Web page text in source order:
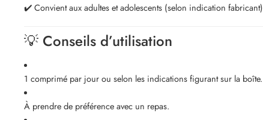
✔️ Convient aux adultes et adolescents (selon indication fabricant)
💡 Conseils d’utilisation
1 comprimé par jour ou selon les indications figurant sur la boîte.
À prendre de préférence avec un repas.